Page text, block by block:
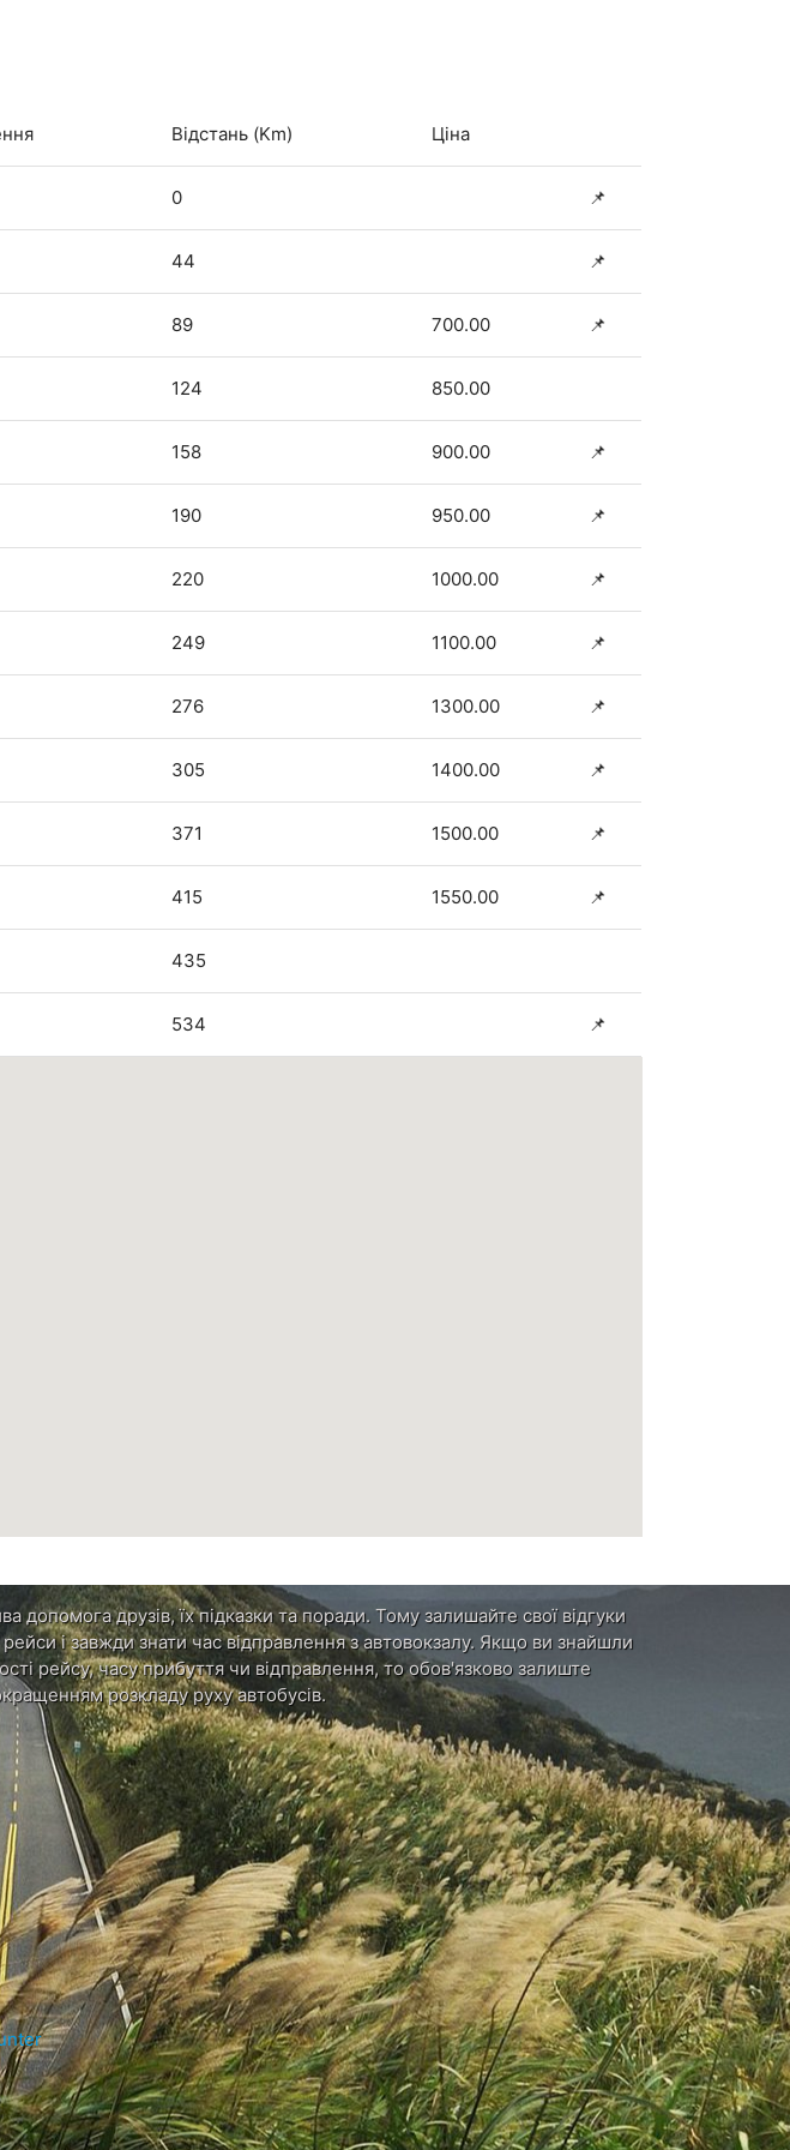
Відстань (Km) Ціна
0 📌
44 📌
89 700.00 📌
124 850.00
158 900.00 📌
190 950.00 📌
220 1000.00 📌
249 1100.00 📌
276 1300.00 📌
305 1400.00 📌
371 1500.00 📌
415 1550.00 📌
435
534 📌
друзів, їх підказки та поради. Тому залишайте свої відгуки
і завжди знати час відправлення з автовокзалу. Якщо ви знайшли
рейсу, часу прибуття чи відправлення, то обов'язково залиште
розкладу руху автобусів.